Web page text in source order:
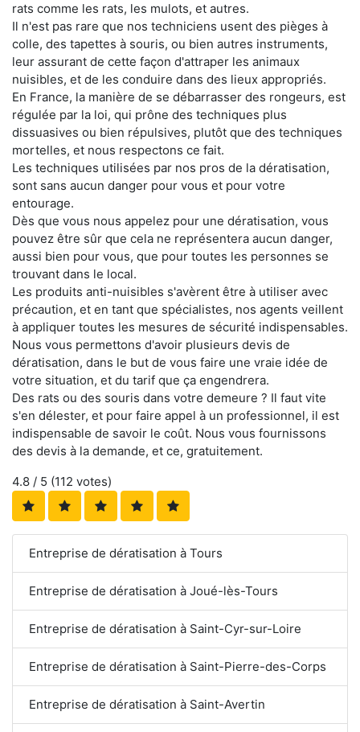
rats comme les rats, les mulots, et autres.
Il n'est pas rare que nos techniciens usent des pièges à
colle, des tapettes à souris, ou bien autres instruments,
leur assurant de cette façon d'attraper les animaux
nuisibles, et de les conduire dans des lieux appropriés.
En France, la manière de se débarrasser des rongeurs, est
régulée par la loi, qui prône des techniques plus
dissuasives ou bien répulsives, plutôt que des techniques
mortelles, et nous respectons ce fait.
Les techniques utilisées par nos pros de la dératisation,
sont sans aucun danger pour vous et pour votre
entourage.
Dès que vous nous appelez pour une dératisation, vous
pouvez être sûr que cela ne représentera aucun danger,
aussi bien pour vous, que pour toutes les personnes se
trouvant dans le local.
Les produits anti-nuisibles s'avèrent être à utiliser avec
précaution, et en tant que spécialistes, nos agents veillent
à appliquer toutes les mesures de sécurité indispensables.
Nous vous permettons d'avoir plusieurs devis de
dératisation, dans le but de vous faire une vraie idée de
votre situation, et du tarif que ça engendrera.
Des rats ou des souris dans votre demeure ? Il faut vite
s'en délester, et pour faire appel à un professionnel, il est
indispensable de savoir le coût. Nous vous fournissons
des devis à la demande, et ce, gratuitement.
4.8 / 5 (112 votes)
Entreprise de dératisation à Tours
Entreprise de dératisation à Joué-lès-Tours
Entreprise de dératisation à Saint-Cyr-sur-Loire
Entreprise de dératisation à Saint-Pierre-des-Corps
Entreprise de dératisation à Saint-Avertin